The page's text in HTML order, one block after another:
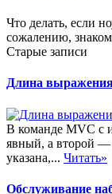
Что делать, если
сожалению,
Старые записи
Длина
В команде MVC с
явный, а второй —
указана,... Читать»
Обслуживание